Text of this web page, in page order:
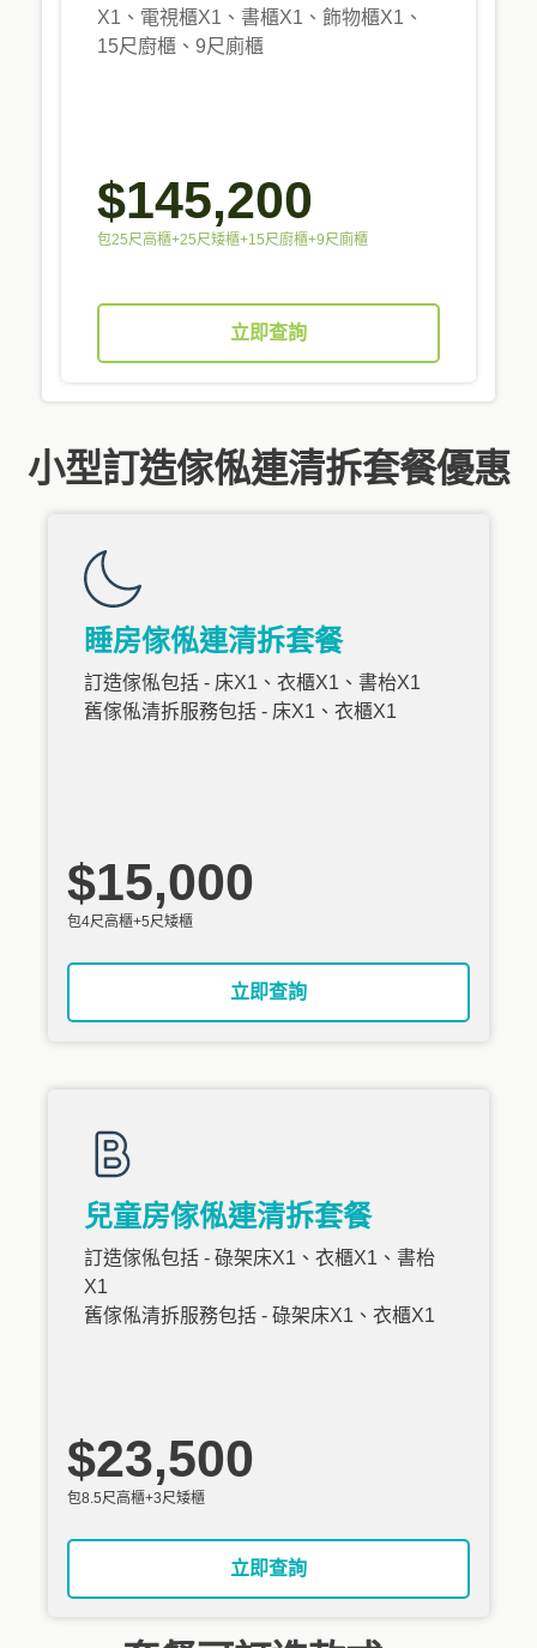
X1、電視櫃X1、書櫃X1、飾物櫃X1、
15尺廚櫃、9尺廁櫃
$145,200
包25尺高櫃+25尺矮櫃+15尺廚櫃+9尺廁櫃
立即查詢
小型訂造傢俬連清拆套餐優惠
睡房傢俬連清拆套餐
訂造傢俬包括 - 床X1、衣櫃X1、書枱X1
舊傢俬清拆服務包括 - 床X1、衣櫃X1
$15,000
包4尺高櫃+5尺矮櫃
立即查詢
兒童房傢俬連清拆套餐
訂造傢俬包括 - 碌架床X1、衣櫃X1、書枱
X1
舊傢俬清拆服務包括 - 碌架床X1、衣櫃X1
$23,500
包8.5尺高櫃+3尺矮櫃
立即查詢